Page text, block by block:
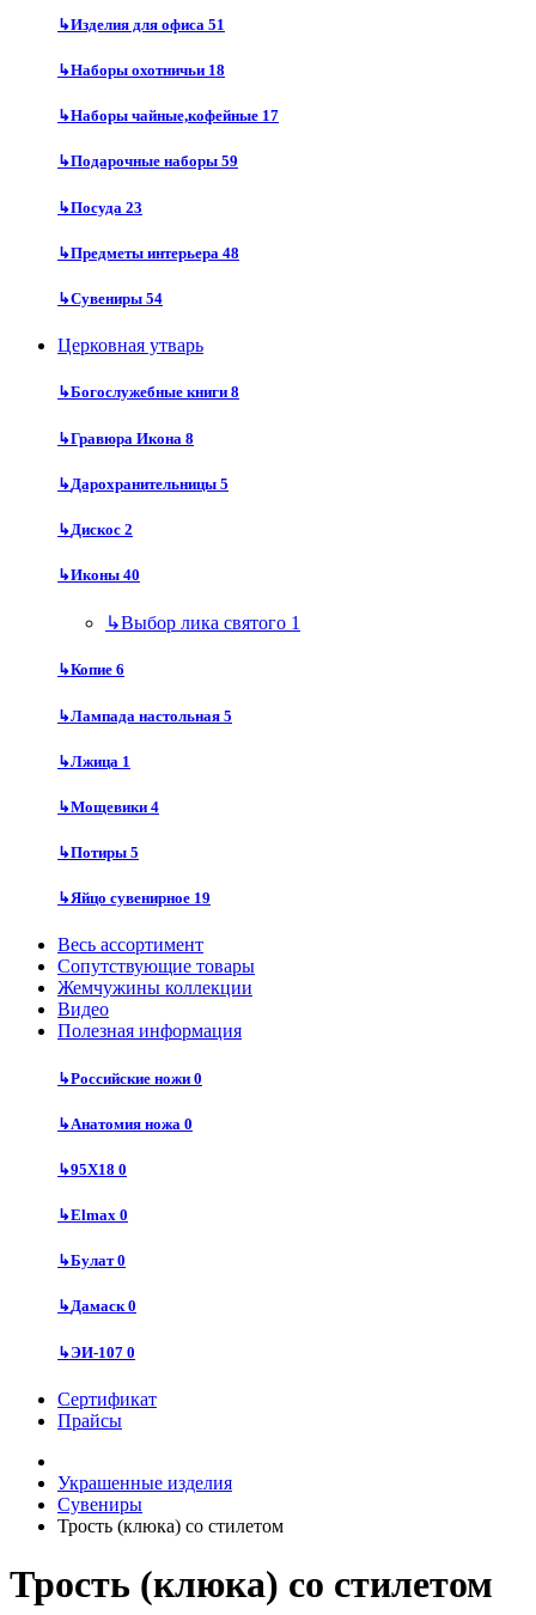
↳Изделия для офиса 51
↳Наборы охотничьи 18
↳Наборы чайные,кофейные 17
↳Подарочные наборы 59
↳Посуда 23
↳Предметы интерьера 48
↳Сувениры 54
Церковная утварь
↳Богослужебные книги 8
↳Гравюра Икона 8
↳Дарохранительницы 5
↳Дискос 2
↳Иконы 40
↳Выбор лика святого 1
↳Копие 6
↳Лампада настольная 5
↳Лжица 1
↳Мощевики 4
↳Потиры 5
↳Яйцо сувенирное 19
Весь ассортимент
Сопутствующие товары
Жемчужины коллекции
Видео
Полезная информация
↳Российские ножи 0
↳Анатомия ножа 0
↳95Х18 0
↳Elmax 0
↳Булат0
↳Дамаск0
↳ЭИ-107 0
Сертификат
Прайсы
Украшенные изделия
Сувениры
Трость (клюка) со стилетом
Трость (клюка) со стилетом